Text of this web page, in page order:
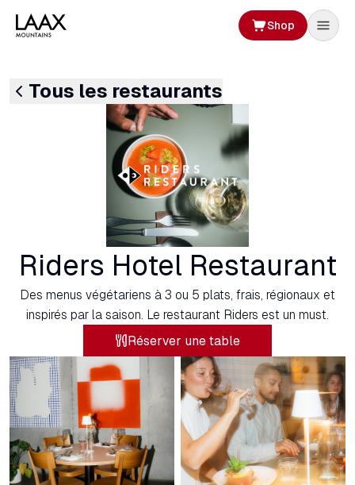
Shop
Tous les restaurants
Riders Hotel Restaurant
Des menus végétariens à 3 ou 5 plats, frais, régionaux et
inspirés par la saison. Le restaurant Riders est un must.
Réserver une table